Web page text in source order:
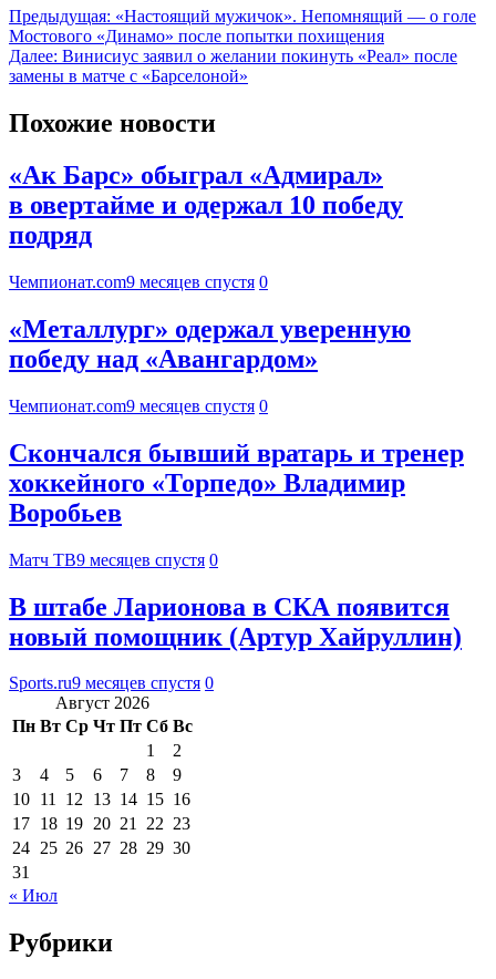
Предыдущая: «Настоящий мужичок». Непомнящий — о голе
Мостового «Динамо» после попытки похищения
Далее: Винисиус заявил о желании покинуть «Реал» после
замены в матче с «Барселоной»
Похожие новости
«Ак Барс» обыграл «Адмирал»
в овертайме и одержал 10 победу
подряд
Чемпионат.com9 месяцев спустя 0
«Металлург» одержал уверенную
победу над «Авангардом»
Чемпионат.com9 месяцев спустя 0
Скончался бывший вратарь и тренер
хоккейного «Торпедо» Владимир
Воробьев
Матч ТВ9 месяцев спустя 0
В штабе Ларионова в СКА появится
новый помощник (Артур Хайруллин)
Sports.ru9 месяцев спустя 0
Август 2026
Пн Вт Ср Чт Пт Сб Вс
1
2
3
4 5 6 7 8
9
10 11 12 13 14 15 16
17 18 19 20 21 22 23
24 25 26 27 28 29 30
31
« Июл
Рубрики